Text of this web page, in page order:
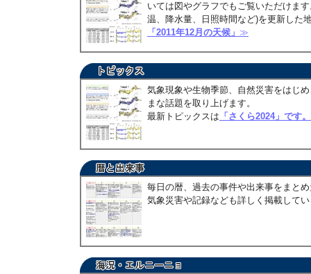
いては図やグラフでもご覧いただけま
温、降水量、日照時間など)を更新した
「2011年12月の天候」 ≫
気象現象や生物季節、自然災害をはじ
まな話題を取り上げます。
最新トピックスは 「さくら2024」です。
毎日の暦、過去の事件や出来事をまと
気象災害や記録なども詳しく掲載して